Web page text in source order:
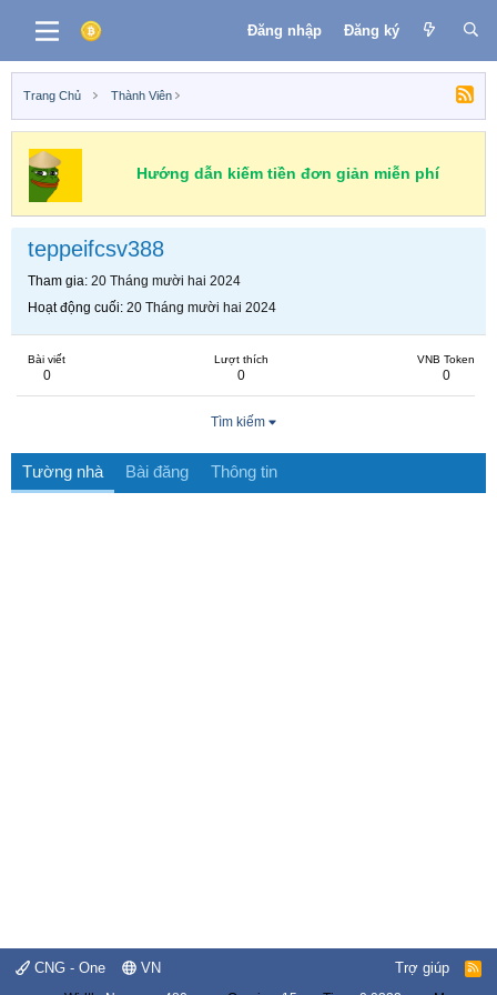
Đăng nhập Đăng ký
Trang Chủ Thành Viên
Hướng dẫn kiếm tiền đơn giản miễn phí
teppeifcsv388
Tham gia 20 Tháng mười hai 2024
Hoạt động cuối 20 Tháng mười hai 2024
Bài viết
0
Lượt thích
0
VNB Token
0
Tìm kiếm
Tường nhà Bài đăng Thông tin
CNG - One VN Trợ giúp
R